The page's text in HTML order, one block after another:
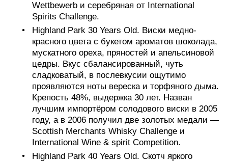
Wettbewerb и серебряная от International
Spirits Challenge.
Highland Park 30 Years Old. Виски медно-
красного цвета с букетом ароматов шоколада,
мускатного ореха, пряностей и апельсиновой
цедры. Вкус сбалансированный, чуть
сладковатый, в послевкусии ощутимо
проявляются ноты вереска и торфяного дыма.
Крепость 48%, выдержка 30 лет. Назван
лучшим импортёром солодового виски в 2005
году, а в 2006 получил две золотых медали —
Scottish Merchants Whisky Challenge и
International Wine & spirit Competition.
Highland Park 40 Years Old. Скотч яркого